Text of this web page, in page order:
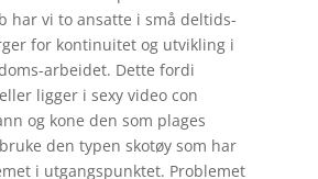
har vi to ansatte i små deltids-
for kontinuitet og utvikling i
arbeidet. Dette fordi
ligger i sexy video con
og kone den som plages
den typen skotøy som har
i utgangspunktet. Problemet